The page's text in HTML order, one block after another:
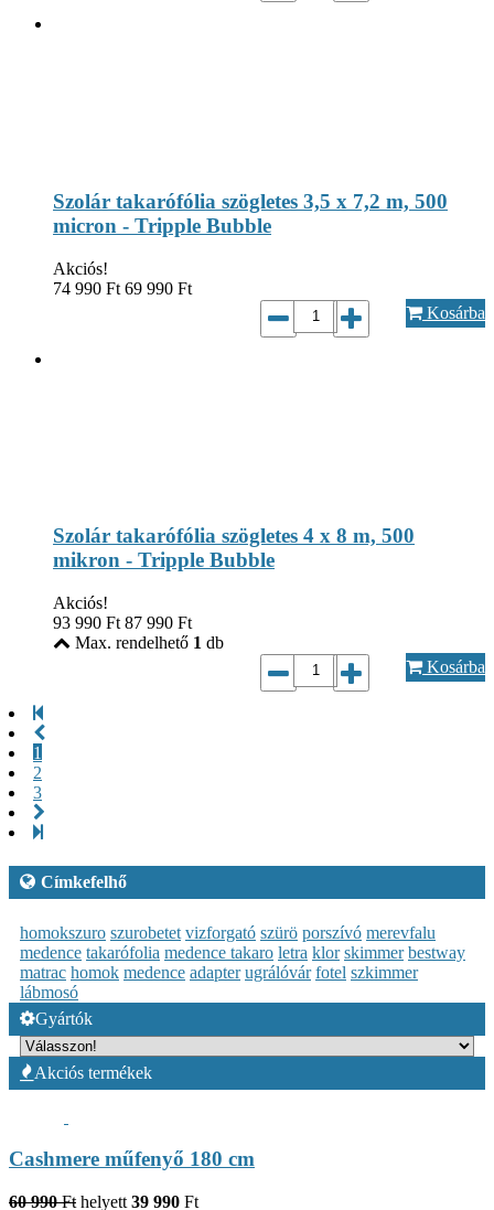
Szolár takarófólia szögletes 3,5 x 7,2 m, 500
micron - Tripple Bubble
Akciós!
74 990 Ft 69 990 Ft
Kosárba
Szolár takarófólia szögletes 4 x 8 m, 500
mikron - Tripple Bubble
Akciós!
93 990 Ft 87 990 Ft
Max. rendelhető 1 db
Kosárba
1
2
3
Címkefelhő
homokszuro szurobetet vizforgató szürö porszívó merevfalu
medence takarófolia medence takaro letra klor skimmer bestway
matrac homok medence adapter ugrálóvár fotel szkimmer
lábmosó
Gyártók
Akciós termékek
Cashmere műfenyő 180 cm
60 990 Ft helyett 39 990 Ft